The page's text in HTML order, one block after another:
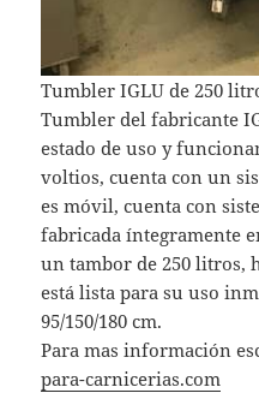
Tumbler IGLU de 250
Tumbler del fabricante
estado de uso y
voltios, cuenta con un
es móvil, cuenta con
fabricada íntegramente
un tambor de 250 litros,
está lista para su uso
95/150/180 cm.
Para mas información
para-carnicerias.com